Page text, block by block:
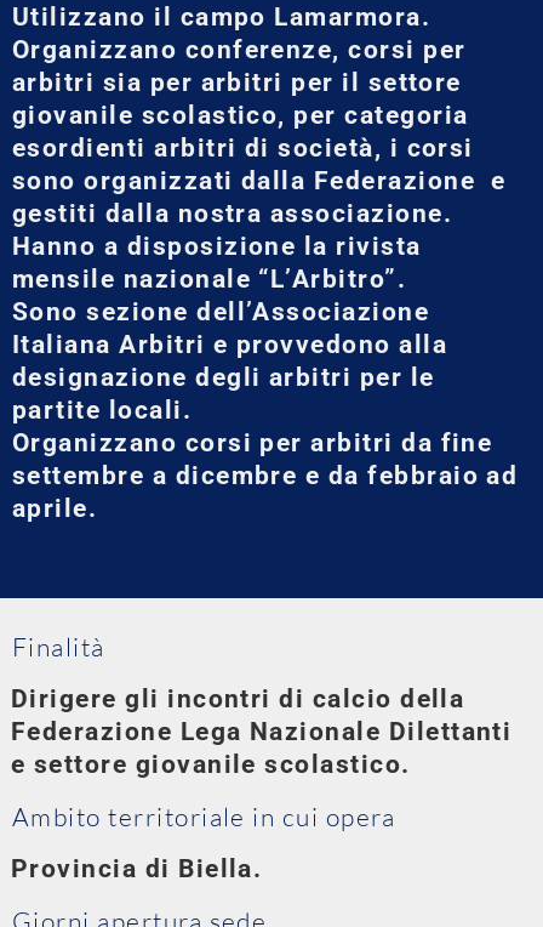
Utilizzano il campo Lamarmora.
Organizzano conferenze, corsi per
arbitri sia per arbitri per il settore
giovanile scolastico, per categoria
esordienti arbitri di società, i corsi
sono organizzati dalla Federazione e
gestiti dalla nostra associazione.
Hanno a disposizione la rivista
mensile nazionale “L’Arbitro”.
Sono sezione dell’Associazione
Italiana Arbitri e provvedono alla
designazione degli arbitri per le
partite locali.
Organizzano corsi per arbitri da fine
settembre a dicembre e da febbraio ad
aprile.
Finalità
Dirigere gli incontri di calcio della
Federazione Lega Nazionale Dilettanti
e settore giovanile scolastico.
Ambito territoriale in cui opera
Provincia di Biella.
Giorni apertura sede